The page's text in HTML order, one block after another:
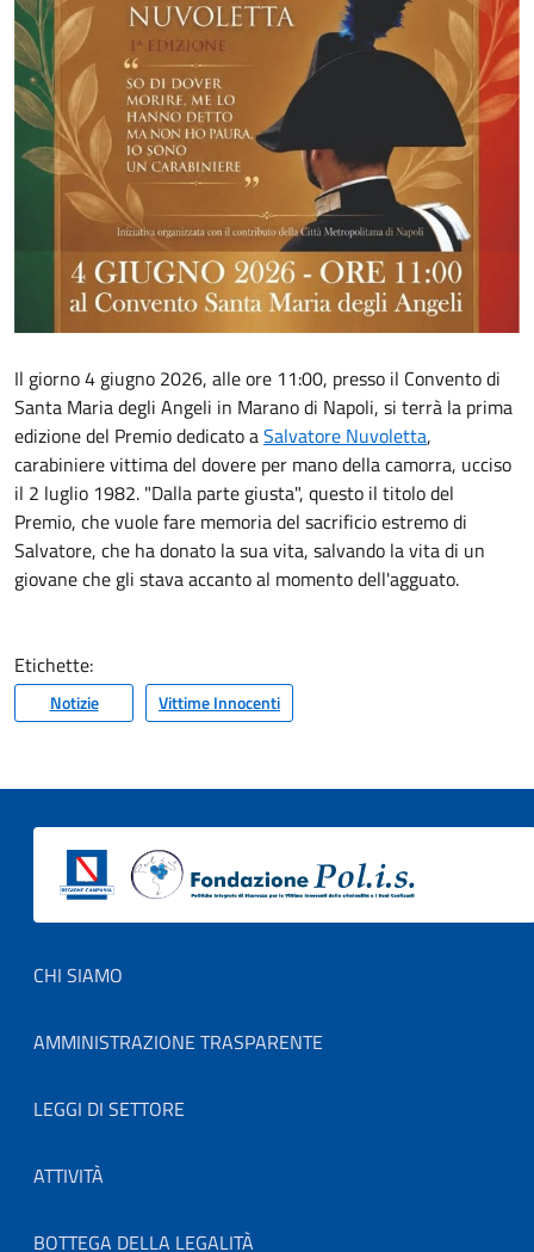
Il giorno 4 giugno 2026, alle ore 11:00, presso il Convento di
Santa Maria degli Angeli in Marano di Napoli, si terrà la prima
edizione del Premio dedicato aSalvatore Nuvoletta,
carabiniere vittima del dovere per mano della camorra, ucciso
il 2 luglio 1982. "Dalla parte giusta", questo il titolo del
Premio, che vuole fare memoria del sacrificio estremo di
Salvatore, che ha donato la sua vita, salvando la vita di un
giovane che gli stava accanto al momento dell'agguato.
Etichette:
Notizie Vittime Innocenti
Footer menu
CHI SIAMO
AMMINISTRAZIONE TRASPARENTE
LEGGI DI SETTORE
ATTIVITÀ
BOTTEGA DELLA LEGALITÀ